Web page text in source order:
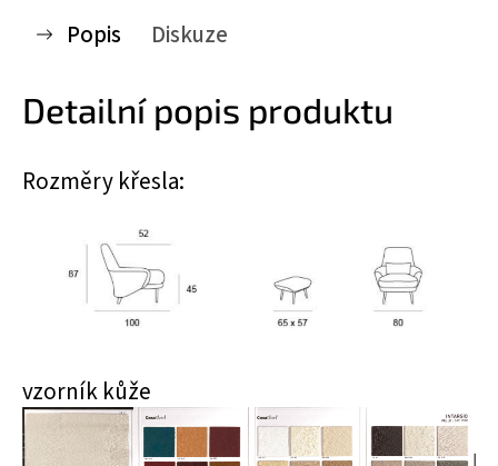
Popis Diskuze
Detailní popis produktu
Rozměry křesla:
vzorník kůže